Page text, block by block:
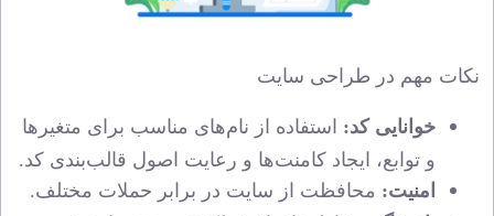
نکات مهم در طراحی سایت
خوانایی کد: استفاده از نام‌های مناسب برای متغیرها
و توابع، ایجاد کامنت‌ها و رعایت اصول قالب‌بندی کد.
امنیت: محافظت از سایت در برابر حملات مختلف.